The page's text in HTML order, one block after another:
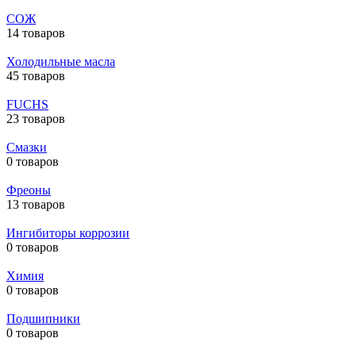
СОЖ
14 товаров
Холодильные масла
45 товаров
FUCHS
23 товаров
Смазки
0 товаров
Фреоны
13 товаров
Ингибиторы коррозии
0 товаров
Химия
0 товаров
Подшипники
0 товаров